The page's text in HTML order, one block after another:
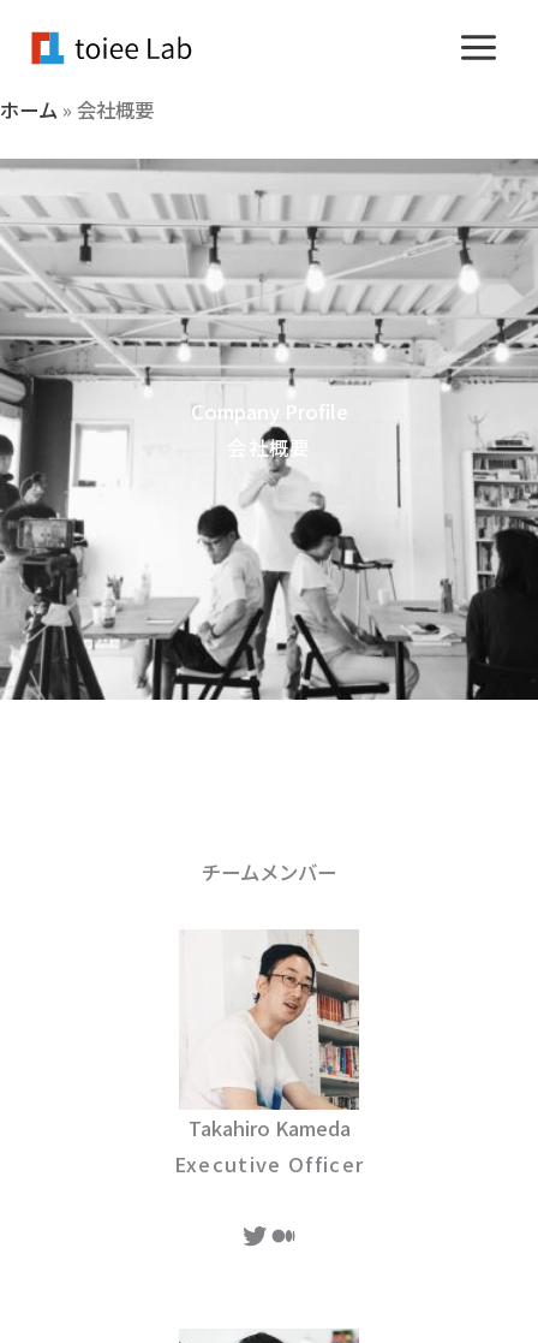
ス
キ
プ
ホーム » 会社概要
Company Profile
会社概要
チームメンバー
Takahiro Kameda
Executive Officer
Twitter Medium